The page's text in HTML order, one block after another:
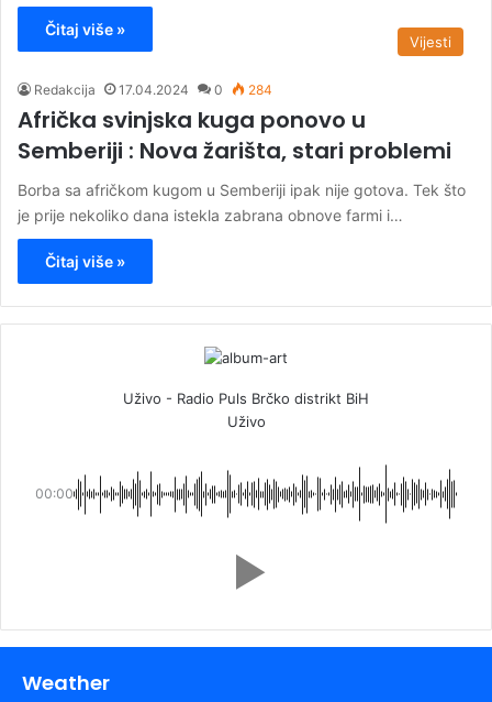
Čitaj više »
Vijesti
Redakcija 17.04.2024 0 284
Afrička svinjska kuga ponovo u
Semberiji : Nova žarišta, stari problemi
Borba sa afričkom kugom u Semberiji ipak nije gotova. Tek što
je prije nekoliko dana istekla zabrana obnove farmi i…
Čitaj više »
Uživo - Radio Puls Brčko distrikt BiH
Uživo
00:00
Weather